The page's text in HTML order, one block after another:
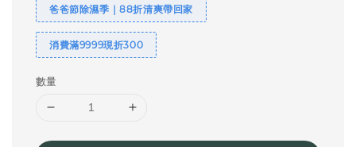
爸爸節除濕季｜88折清爽帶回家
消費滿9999現折300
數量